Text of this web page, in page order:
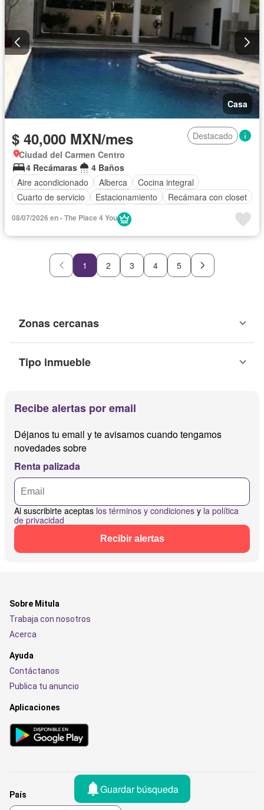
Casa
$ 40,000 MXN/mes
Destacado
Ciudad del Carmen Centro
4 Recámaras
4 Baños
Aire acondicionado
Alberca
Cocina integral
Cuarto de servicio
Estacionamiento
Recámara con closet
Seguridad
08/07/2026 en - The Place 4 You
1 2 3 4 5
Zonas cercanas
Tipo inmueble
Recibe alertas por email
Déjanos tu email y te avisamos cuando tengamos
novedades sobre
Renta palizada
Al suscribirte aceptas los términos y condiciones y la política
de privacidad
Recibir alertas
Guardar búsqueda
Sobre Mitula
Trabaja con nosotros
Acerca
Ayuda
Contáctanos
Publica tu anuncio
Aplicaciones
País